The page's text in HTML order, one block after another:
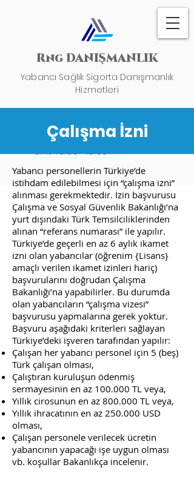
Rng DANIŞMANLIK
Yabancı Sağlık Sigorta Danışmanlık
Hizmetleri
09:00 - 17:00
Pazartesi - Cuma
Cmt-10:00- 15:00
Çalışma İzni
Yabancı personellerin Türkiye’de
istihdam edilebilmesi için “çalışma izni”
alınması gerekmektedir. İzin başvurusu
Çalışma ve Sosyal Güvenlik Bakanlığı’na
yurt dışındaki Türk Temsilciliklerinden
alınan “referans numarası” ile yapılır.
Türkiye’de geçerli en az 6 aylık ikamet
izni olan yabancılar (öğrenim {Lisans}
amaçlı verilen ikamet izinleri hariç)
başvurularını doğrudan Çalışma
Bakanlığı’na yapabilirler. Bu durumda
olan yabancıların “çalışma vizesi”
başvurusu yapmalarına gerek yoktur.
Başvuru aşağıdaki kriterleri sağlayan
Türkiye’deki işveren tarafından yapılır:
Çalışan her yabancı personel için 5 (beş)
Türk çalışan olması,
Çalıştıran kuruluşun ödenmiş
sermayesinin en az 100.000 TL veya,
Yıllık cirosunun en az 800.000 TL veya,
Yıllık ihracatının en az 250.000 USD
olması,
Çalışan personele verilecek ücretin
yabancının yapacağı işe uygun olması
vb. koşullar Bakanlıkça incelenir.